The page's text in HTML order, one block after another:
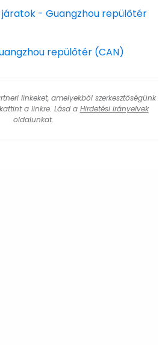
járatok - Guangzhou repülőtér
repülőtér (CAN)
linkeket, amelyekből szerkesztőségünk
a linkre. Lásd a Hirdetési irányelvek
oldalunkat.